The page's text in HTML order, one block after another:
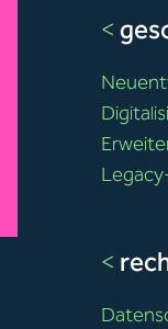
<
<